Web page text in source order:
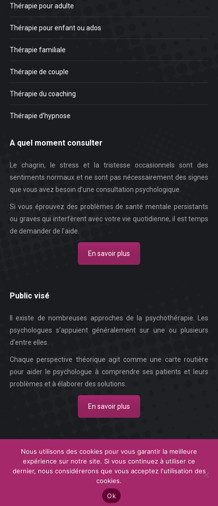
Thérapie pour adulte
Thérapie pour enfant ou ados
Thérapie familiale
Thérapie de couple
Thérapie du coaching
Thérapie d’hypnose
A quel moment consulter
Le chagrin, le stress et la tristesse occasionnels sont des
sentiments normaux et ne sont pas nécessairement des signes
que vous avez besoin d’une consultation psychologique.
Si vous éprouvez des problèmes de santé mentale persistants
ou graves qui interfèrent avec votre vie quotidienne, il est temps
de demander de l’aide.
En savoir plus
Public visé
Il existe de nombreuses approches de la psychothérapie. Les
psychologues s’appuient généralement sur une ou plusieurs
d’entre elles.
Chaque perspective théorique agit comme une carte routière
pour aider le psychologue à comprendre ses patients et leurs
problèmes et à élaborer des solutions.
En savoir plus
Copyright © 2026 Centre Psychologique Nivelles.
Privium – Des services qui soutiennent vos soins. Pour psychologues,
psychotherapeutes et hypnotherapeutes.
RGPD - Politique de Protection de la Vie Privée
Nous utilisons des cookies pour vous garantir la meilleure
expérience sur notre site. Si vous continuez à utiliser ce
dernier, nous considérerons que vous acceptez l'utilisation des
cookies.
Ok